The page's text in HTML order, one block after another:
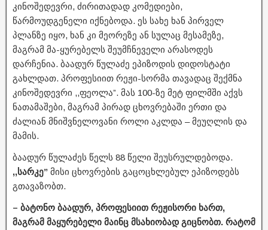
კინოშედევრი, ძირითადად კომედიები,
წარმოუდგენელი იქნებოდა. ეს სახე ხან პირველ
პლანზე იყო, ხან კი მეორეზე ან სულაც მესამეზე,
მაგრამ მა-ყურებელს შეუმჩნეველი არასოდეს
დარჩენია. ბაადურ წულაძე ეპიზოდის დიდოსტატი
გახლდათ. პროფესიით რეჟი-სორმა თავადაც შექმნა
კინოშედევრი ,,ფეოლა”. მას 100-ზე მეტ ფილმში აქვს
ნათამაშები, მაგრამ პირად ცხოვრებაში ერთი და
ძალიან მნიშვნელოვანი როლი აკლდა – მეუღლის და
მამის.
ბაადურ წულაძეს წელს 88 წელი შეუსრულდებოდა.
,,სარკე” მისი ცხოვრების გაცოცხლებულ ეპიზოდებს
გთავაზობთ.
– ბატონო ბაადურ, პროფესიით რეჟისორი ხართ,
მაგრამ მაყურებელი მაინც მსახიობად გიცნობთ. რატომ